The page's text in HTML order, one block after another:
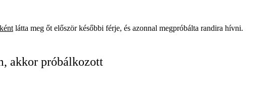
látta meg őt először későbbi férje, és azonnal megpróbálta randira hívni.
akkor próbálkozott